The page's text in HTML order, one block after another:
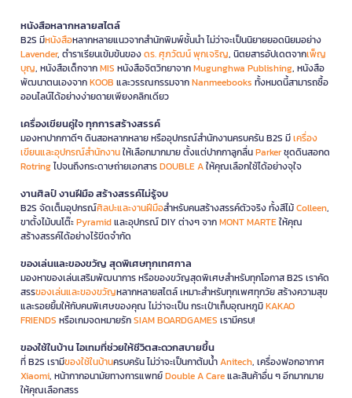
หนังสือหลากหลายสไตล์
B2S มีหนังสือหลากหลายแนวจากสำนักพิมพ์ชั้นนำ ไม่ว่าจะเป็นนิยายยอดนิยมอย่าง
Lavender, ตำราเรียนเข้มข้นของดร. ศุภวัฒน์ พุกเจริญ, นิตยสารอัปเดตจากเพ็ญ
บุญ, หนังสือเด็กจากMIS หนังสือจิตวิทยาจากMugunghwa Publishing, หนังสือ
พัฒนาตนเองจากKOOB และวรรณกรรมจากNanmeebooks ทั้งหมดนี้สามารถซื้อ
ออนไลน์ได้อย่างง่ายดายเพียงคลิกเดียว
เครื่องเขียนคู่ใจ ทุกการสร้างสรรค์
มองหาปากกาดีๆ ดินสอหลากหลาย หรืออุปกรณ์สำนักงานครบครัน B2S มีเครื่อง
เขียนและอุปกรณ์สำนักงานให้เลือกมากมาย ตั้งแต่ปากกาลูกลื่นParkerชุดดินสอกด
Rotringไปจนถึงกระดาษถ่ายเอกสารDOUBLE Aให้คุณเลือกใช้ได้อย่างจุใจ
งานศิลป์ งานฝีมือ สร้างสรรค์ไม่รู้จบ
B2S จัดเต็มอุปกรณ์ศิลปะและงานฝีมือสำหรับคนสร้างสรรค์ตัวจริง ทั้งสีไม้Colleen,
ขาตั้งไม้บนโต๊ะPyramidและอุปกรณ์ DIY ต่างๆ จากMONT MARTEให้คุณ
สร้างสรรค์ได้อย่างไร้ขีดจำกัด
ของเล่นและของขวัญ สุดพิเศษทุกเทศกาล
มองหาของเล่นเสริมพัฒนาการ หรือของขวัญสุดพิเศษสำหรับทุกโอกาส B2S เราคัด
สรรของเล่นและของขวัญหลากหลายสไตล์ เหมาะสำหรับทุกเพศทุกวัย สร้างความสุข
และรอยยิ้มให้กับคนพิเศษของคุณ ไม่ว่าจะเป็น กระเป๋าเก็บอุณหภูมิKAKAO
FRIENDS หรือเกมจดหมายรักSIAM BOARDGAMES เรามีครบ!
ของใช้ในบ้าน ไอเทมที่ช่วยให้ชีวิตสะดวกสบายขึ้น
ที่ B2S เรามีของใช้ในบ้านครบครัน ไม่ว่าจะเป็นกาต้มน้ำAnitech, เครื่องฟอกอากาศ
Xiaomi, หน้ากากอนามัยทางการแพทย์Double A Careและสินค้าอื่น ๆ อีกมากมาย
ให้คุณเลือกสรร